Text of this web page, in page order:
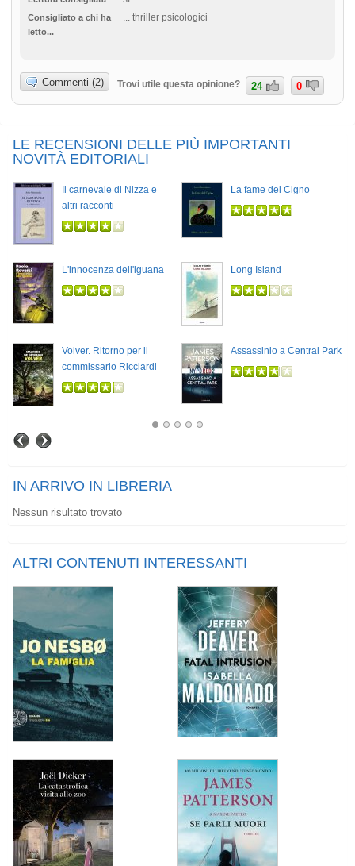
Consigliato a chi ha
letto...
... thriller psicologici
Commenti (2) Trovi utile questa opinione? 24 0
LE RECENSIONI DELLE PIÙ IMPORTANTI
NOVITÀ EDITORIALI
Il carnevale di Nizza e
altri racconti
La fame del Cigno
L'innocenza dell'iguana Long Island
Volver. Ritorno per il
commissario Ricciardi
Assassinio a Central Park
IN ARRIVO IN LIBRERIA
Nessun risultato trovato
ALTRI CONTENUTI INTERESSANTI